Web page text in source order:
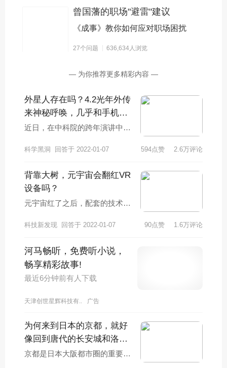
曾国藩的职场"避雷"建议
《成事》教你如何应对职场困扰
27个问题 636,634人浏览
— 为你推荐更多精彩内容 —
外星人存在吗？4.2光年外传
来神秘呼唤，几乎和手机频
率一样？
近日，在中科院的跨年演讲中，
武向平向大家介绍了了一些科普
科学黑洞 回答于 2022-01-07 594点赞 2.6万评论
背靠大树，元宇宙会翻红VR
设备吗？
元宇宙红了之后，配套的技术也
被誉为元宇宙的顶梁柱之一，但
科技新发现 回答于 2022-01-07 90点赞 1.6万评论
河马畅听，免费听小说，
畅享精彩故事!
最近6分钟前有人下载
天津创世星辉科技有.. 广告
为何来到日本的京都，就好
像回到唐代的长安城和洛阳
城
京都是日本大阪都市圈的重要城